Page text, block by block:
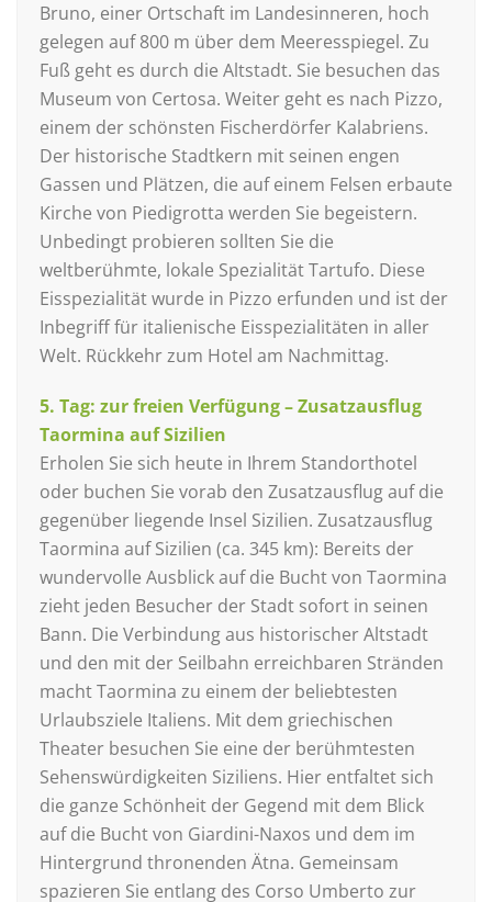
Bruno, einer Ortschaft im Landesinneren, hoch
gelegen auf 800 m über dem Meeresspiegel. Zu
Fuß geht es durch die Altstadt. Sie besuchen das
Museum von Certosa. Weiter geht es nach Pizzo,
einem der schönsten Fischerdörfer Kalabriens.
Der historische Stadtkern mit seinen engen
Gassen und Plätzen, die auf einem Felsen erbaute
Kirche von Piedigrotta werden Sie begeistern.
Unbedingt probieren sollten Sie die
weltberühmte, lokale Spezialität Tartufo. Diese
Eisspezialität wurde in Pizzo erfunden und ist der
Inbegriff für italienische Eisspezialitäten in aller
Welt. Rückkehr zum Hotel am Nachmittag.
5. Tag: zur freien Verfügung – Zusatzausflug
Taormina auf Sizilien
Erholen Sie sich heute in Ihrem Standorthotel
oder buchen Sie vorab den Zusatzausflug auf die
gegenüber liegende Insel Sizilien. Zusatzausflug
Taormina auf Sizilien (ca. 345 km): Bereits der
wundervolle Ausblick auf die Bucht von Taormina
zieht jeden Besucher der Stadt sofort in seinen
Bann. Die Verbindung aus historischer Altstadt
und den mit der Seilbahn erreichbaren Stränden
macht Taormina zu einem der beliebtesten
Urlaubsziele Italiens. Mit dem griechischen
Theater besuchen Sie eine der berühmtesten
Sehenswürdigkeiten Siziliens. Hier entfaltet sich
die ganze Schönheit der Gegend mit dem Blick
auf die Bucht von Giardini-Naxos und dem im
Hintergrund thronenden Ätna. Gemeinsam
spazieren Sie entlang des Corso Umberto zur